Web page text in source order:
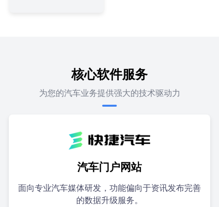
核心软件服务
为您的汽车业务提供强大的技术驱动力
汽车门户网站
面向专业汽车媒体研发，功能偏向于资讯发布完善
的数据升级服务。